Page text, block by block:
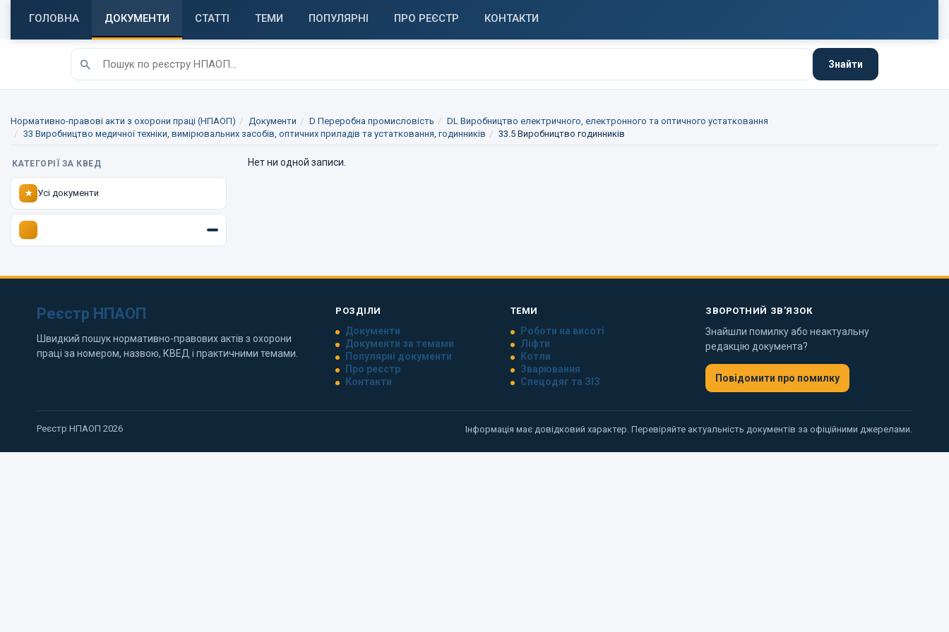
ГОЛОВНА ДОКУМЕНТИ СТАТТІ ТЕМИ ПОПУЛЯРНІ ПРО РЕЄСТР КОНТАКТИ
Знайти
Нормативно-правові акти з охорони праці (НПАОП) Документи D Переробна промисловість
DL Виробництво електричного, електронного та оптичного устатковання
33 Виробництво медичної техніки, вимірювальних засобів, оптичних приладів та устатковання, годинників
33.5 Виробництво годинників
КАТЕГОРІЇ ЗА КВЕД
★ Усі документи
Нет ни одной записи.
Реєстр НПАОП
Швидкий пошук нормативно-правових актів з охорони
праці за номером, назвою, КВЕД і практичними темами.
РОЗДІЛИ
Документи
Документи за темами
Популярні документи
Про реєстр
Контакти
ТЕМИ
Роботи на висоті
Ліфти
Котли
Зварювання
Спецодяг та ЗІЗ
ЗВОРОТНИЙ ЗВ’ЯЗОК
Знайшли помилку або неактуальну
редакцію документа?
Повідомити про помилку
Реєстр НПАОП 2026 Інформація має довідковий характер. Перевіряйте актуальність документів за офіційними джерелами.